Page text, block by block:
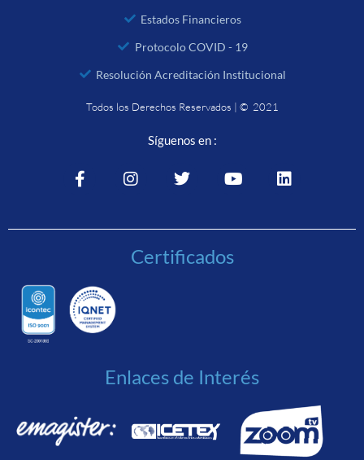
Estados Financieros
Protocolo COVID - 19
Resolución Acreditación Institucional
Todos los Derechos Reservados | © 2021
Síguenos en :
Certificados
Enlaces de Interés